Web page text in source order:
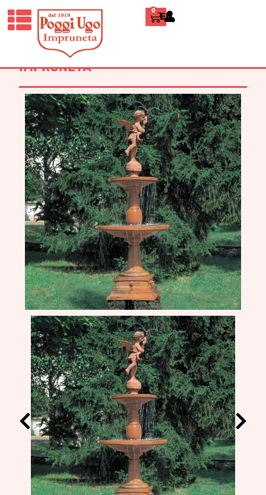
0 ENGLISH
HOME/CLASSICI
VASI
ORNAMENTALI E ARREDI
CON DUE VASCHE – TERRACOTTA
IMPRUNETA